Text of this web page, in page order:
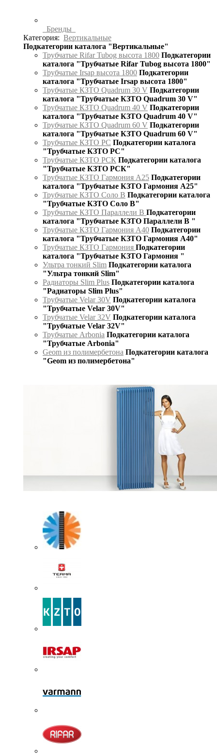
Бренды
Категория: Вертикальные
Подкатегории каталога "Вертикальные"
Трубчатые Rifar Tubog высота 1800 Подкатегории
каталога "Трубчатые Rifar Tubog высота 1800"
Трубчатые Irsap высота 1800 Подкатегории
каталога "Трубчатые Irsap высота 1800"
Трубчатые КЗТО Quadrum 30 V Подкатегории
каталога "Трубчатые КЗТО Quadrum 30 V"
Трубчатые КЗТО Quadrum 40 V Подкатегории
каталога "Трубчатые КЗТО Quadrum 40 V"
Трубчатые КЗТО Quadrum 60 V Подкатегории
каталога "Трубчатые КЗТО Quadrum 60 V"
Трубчатые КЗТО РС Подкатегории каталога
"Трубчатые КЗТО РС"
Трубчатые КЗТО РСК Подкатегории каталога
"Трубчатые КЗТО РСК"
Трубчатые КЗТО Гармония А25 Подкатегории
каталога "Трубчатые КЗТО Гармония А25"
Трубчатые КЗТО Соло В Подкатегории каталога
"Трубчатые КЗТО Соло В"
Трубчатые КЗТО Параллели В Подкатегории
каталога "Трубчатые КЗТО Параллели В "
Трубчатые КЗТО Гармония А40 Подкатегории
каталога "Трубчатые КЗТО Гармония А40"
Трубчатые КЗТО Гармония Подкатегории
каталога "Трубчатые КЗТО Гармония "
Ультра тонкий Slim Подкатегории каталога
"Ультра тонкий Slim"
Радиаторы Slim Plus Подкатегории каталога
"Радиаторы Slim Plus"
Трубчатые Velar 30V Подкатегории каталога
"Трубчатые Velar 30V"
Трубчатые Velar 32V Подкатегории каталога
"Трубчатые Velar 32V"
Трубчатые Arbonia Подкатегории каталога
"Трубчатые Arbonia"
Geom из полимербетона Подкатегории каталога
"Geom из полимербетона"